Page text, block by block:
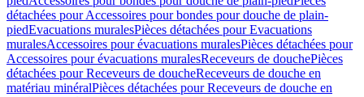
détachées pour Accessoires pour bondes pour douche de plain-
piedEvacuations muralesPièces détachées pour Evacuations
muralesAccessoires pour évacuations muralesPièces détachées pour
Accessoires pour évacuations muralesReceveurs de douchePièces
détachées pour Receveurs de doucheReceveurs de douche en
matériau minéralPièces détachées pour Receveurs de douche en